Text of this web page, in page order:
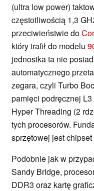
(ultra low power)
częstotliwością 1,3
przeciwieństwie do
który trafił do modelu
jednostka ta nie
automatycznego
zegara, czyli Turbo
pamięci podręcznej
Hyper Threading (2
tych procesorów.
sprzętowej jest
Podobnie jak w
Sandy Bridge,
DDR3 oraz kartę